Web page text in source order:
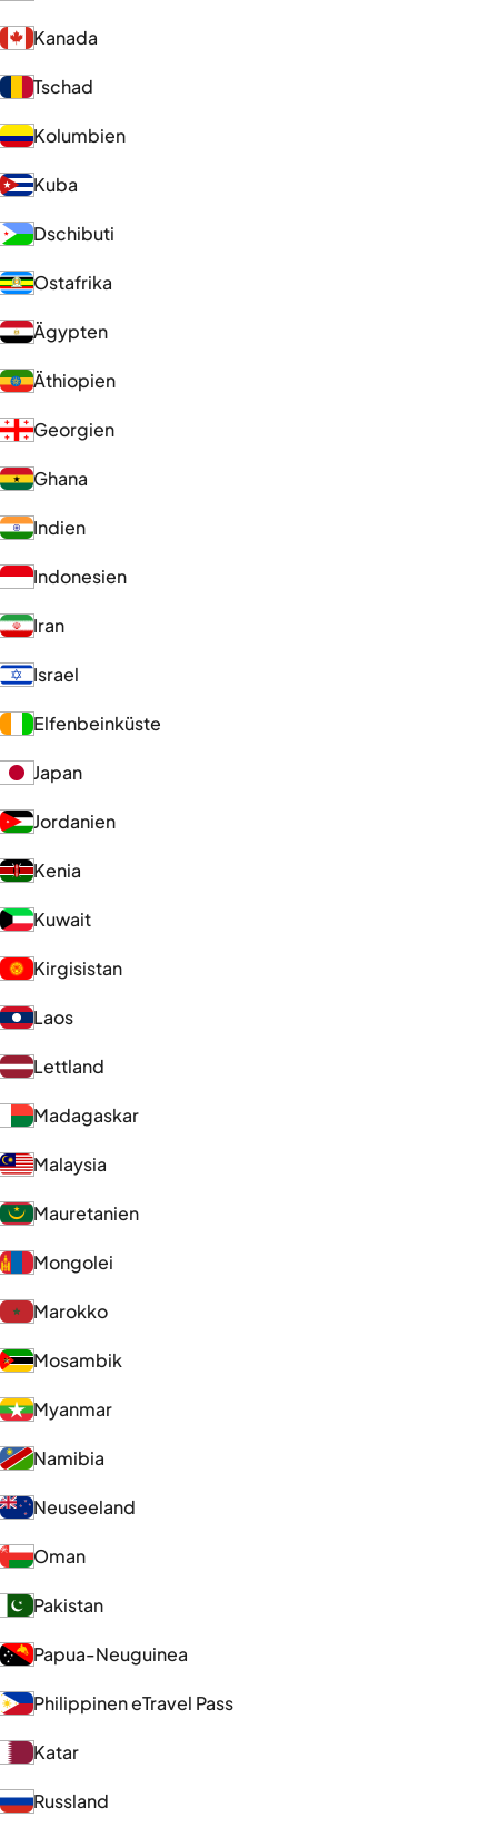
Kanada
Tschad
Kolumbien
Kuba
Dschibuti
Ostafrika
Ägypten
Äthiopien
Georgien
Ghana
Indien
Indonesien
Iran
Israel
Elfenbeinküste
Japan
Jordanien
Kenia
Kuwait
Kirgisistan
Laos
Lettland
Madagaskar
Malaysia
Mauretanien
Mongolei
Marokko
Mosambik
Myanmar
Namibia
Neuseeland
Oman
Pakistan
Papua-Neuguinea
Philippinen eTravel Pass
Katar
Russland